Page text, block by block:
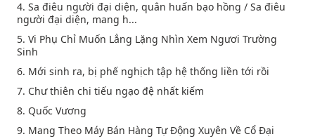
4. Sa điêu người đại diện, quân huấn bạo hồng / Sa điêu
người đại diện, mang h...
5. Vi Phụ Chỉ Muốn Lẳng Lặng Nhìn Xem Ngươi Trường
Sinh
6. Mới sinh ra, bị phế nghịch tập hệ thống liền tới rồi
7. Chư thiên chi tiếu ngạo đệ nhất kiếm
8. Quốc Vương
9. Mang Theo Máy Bán Hàng Tự Động Xuyên Về Cổ Đại